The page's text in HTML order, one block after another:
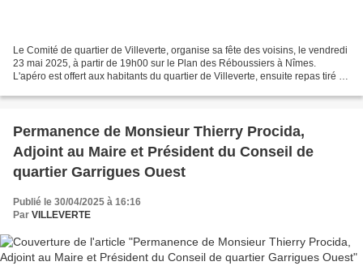
Le Comité de quartier de Villeverte, organise sa fête des voisins, le vendredi
23 mai 2025, à partir de 19h00 sur le Plan des Réboussiers à Nîmes.
L'apéro est offert aux habitants du quartier de Villeverte, ensuite repas tiré du
Permanence de Monsieur Thierry Procida,
Adjoint au Maire et Président du Conseil de
quartier Garrigues Ouest
Publié le 30/04/2025 à 16:16
Par VILLEVERTE